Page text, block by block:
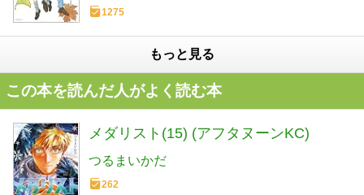
1275
もっと見る
この本を読んだ人がよく読む本
メダリスト(15) (アフタヌーンKC)
つるまいかだ
262